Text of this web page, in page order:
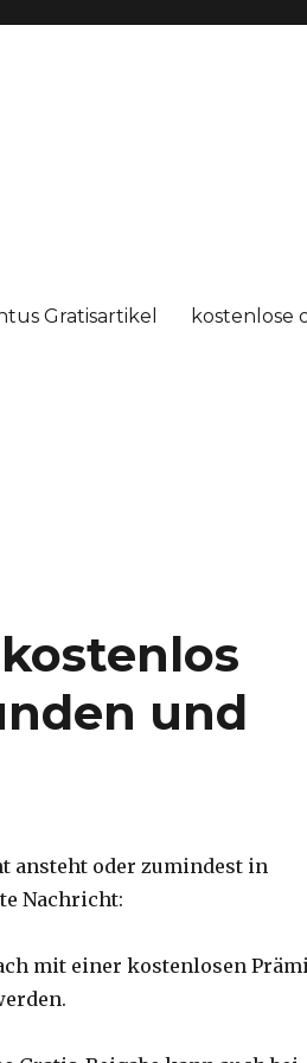
Gratisartikel kostenlose
und
ansteht oder zumindest in
Nachricht:
mit einer kostenlosen